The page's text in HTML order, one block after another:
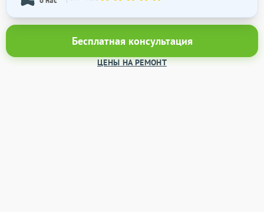
Бесплатная консультация
ЦЕНЫ НА РЕМОНТ